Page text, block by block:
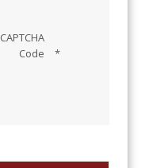
CAPTCHA
Code
*